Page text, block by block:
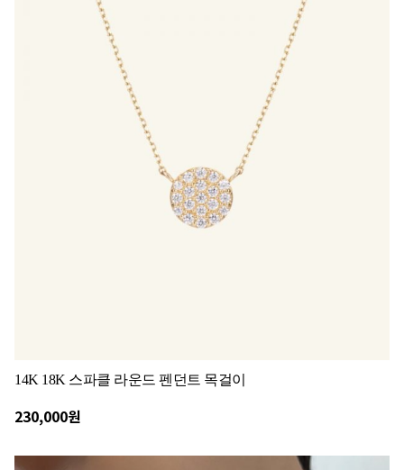
14K 18K 스파클 라운드 펜던트 목걸이
230,000원